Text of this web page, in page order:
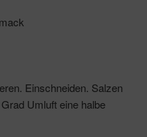
Einschneiden. Salzen
Umluft eine halbe